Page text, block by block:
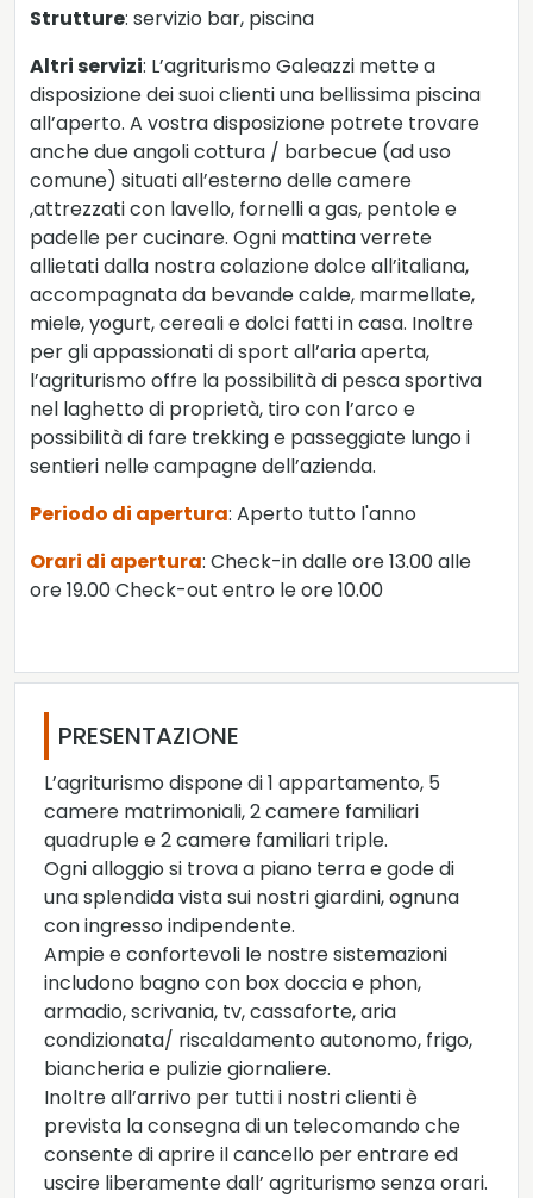
Strutture: servizio bar, piscina
Altri servizi: L’agriturismo Galeazzi mette a
disposizione dei suoi clienti una bellissima piscina
all’aperto. A vostra disposizione potrete trovare
anche due angoli cottura / barbecue (ad uso
comune) situati all’esterno delle camere
,attrezzati con lavello, fornelli a gas, pentole e
padelle per cucinare. Ogni mattina verrete
allietati dalla nostra colazione dolce all’italiana,
accompagnata da bevande calde, marmellate,
miele, yogurt, cereali e dolci fatti in casa. Inoltre
per gli appassionati di sport all’aria aperta,
l’agriturismo offre la possibilità di pesca sportiva
nel laghetto di proprietà, tiro con l’arco e
possibilità di fare trekking e passeggiate lungo i
sentieri nelle campagne dell’azienda.
Periodo di apertura: Aperto tutto l'anno
Orari di apertura: Check-in dalle ore 13.00 alle
ore 19.00 Check-out entro le ore 10.00
PRESENTAZIONE
L’agriturismo dispone di 1 appartamento, 5
camere matrimoniali, 2 camere familiari
quadruple e 2 camere familiari triple.
Ogni alloggio si trova a piano terra e gode di
una splendida vista sui nostri giardini, ognuna
con ingresso indipendente.
Ampie e confortevoli le nostre sistemazioni
includono bagno con box doccia e phon,
armadio, scrivania, tv, cassaforte, aria
condizionata/ riscaldamento autonomo, frigo,
biancheria e pulizie giornaliere.
Inoltre all’arrivo per tutti i nostri clienti è
prevista la consegna di un telecomando che
consente di aprire il cancello per entrare ed
uscire liberamente dall’ agriturismo senza orari.